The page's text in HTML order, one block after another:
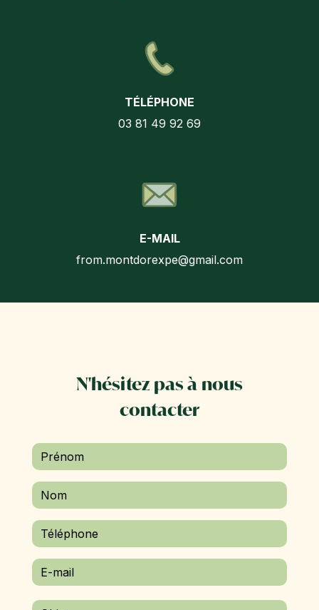
TÉLÉPHONE
03 81 49 92 69
E-MAIL
from.montdorexpe@gmail.com
N'hésitez pas à nous
contacter